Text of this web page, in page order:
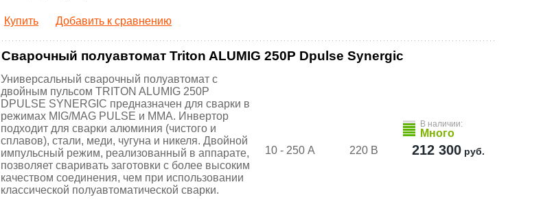
Купить Добавить к сравнению
Сварочный полуавтомат Triton ALUMIG 250P Dpulse Synergic
Универсальный сварочный полуавтомат с
двойным пульсом TRITON ALUMIG 250P
DPULSE SYNERGIC предназначен для сварки в
режимах MIG/MAG PULSE и MMA. Инвертор
подходит для сварки алюминия (чистого и
сплавов), стали, меди, чугуна и никеля. Двойной
импульсный режим, реализованный в аппарате,
позволяет сваривать заготовки с более высоким
качеством соединения, чем при использовании
классической полуавтоматической сварки.
10 - 250 А 220 В
В наличии:
Много
212 300руб.